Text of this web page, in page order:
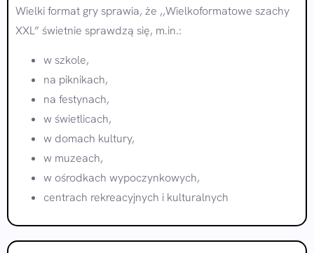
Wielki format gry sprawia, że ,,Wielkoformatowe szachy
XXL” świetnie sprawdzą się, m.in.:
w szkole,
na piknikach,
na festynach,
w świetlicach,
w domach kultury,
w muzeach,
w ośrodkach wypoczynkowych,
centrach rekreacyjnych i kulturalnych